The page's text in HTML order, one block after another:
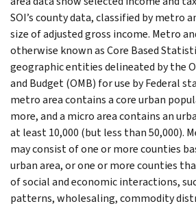
SOI’s county data, classified by metro
size of adjusted gross income. Metro
otherwise known as Core Based
geographic entities delineated by the
and Budget (OMB) for use by Federal
metro area contains a core urban
more, and a micro area contains an
at least 10,000 (but less than 50,000).
may consist of one or more counties
urban area, or one or more counties
of social and economic interactions,
patterns, wholesaling, commodity